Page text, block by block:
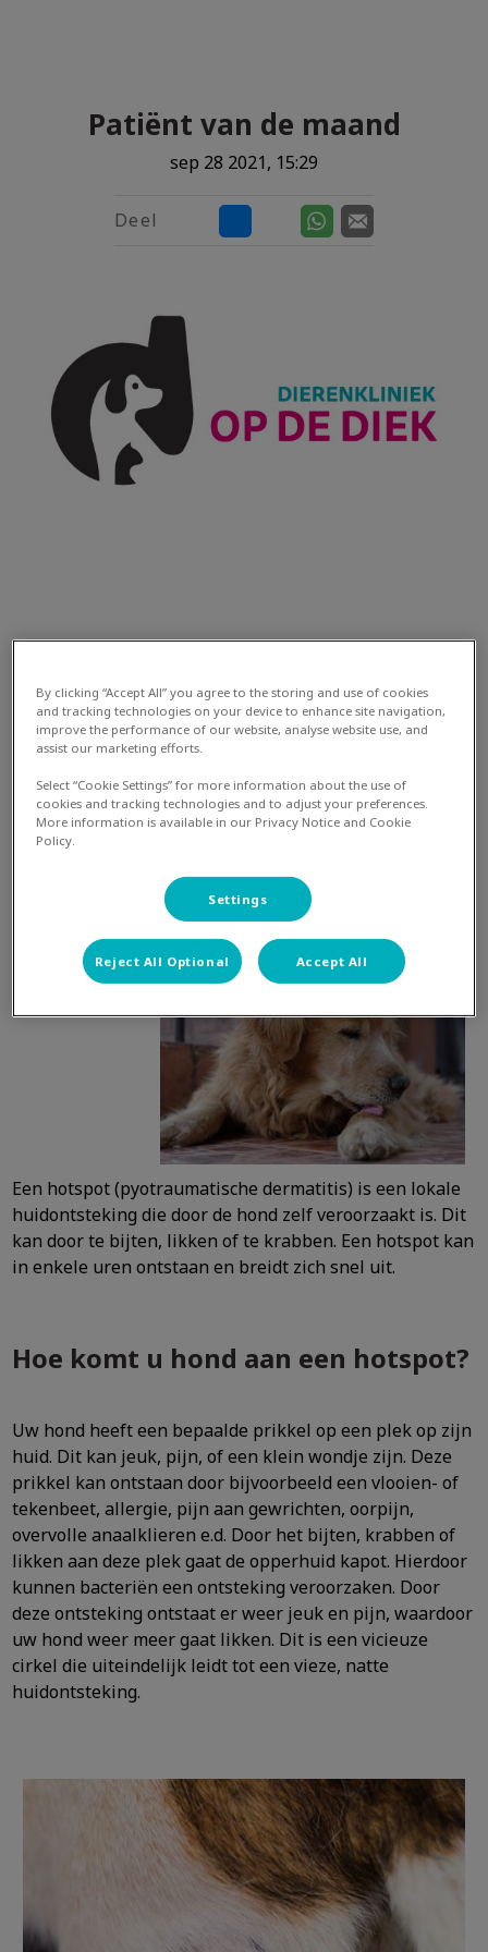
Patiënt van de maand
sep 28 2021, 15:29
Deel
De afgelopen maand hebben wij tientallen honden
behandeld aan een van de meest
niet genoeg waarschuwen voor deze enorm
vervelende aandoening.
Wat is een hotspot?
Een hotspot (pyotraumatische dermatitis) is een lokale
huidontsteking die door de hond zelf veroorzaakt is. Dit
kan door te bijten, likken of te krabben. Een hotspot kan
in enkele uren ontstaan en breidt zich snel uit.
Hoe komt u hond aan een hotspot?
Uw hond heeft een bepaalde prikkel op een plek op zijn
huid. Dit kan jeuk, pijn, of een klein wondje zijn. Deze
prikkel kan ontstaan door bijvoorbeeld een vlooien- of
tekenbeet, allergie, pijn aan gewrichten, oorpijn,
overvolle anaalklieren e.d. Door het bijten, krabben of
likken aan deze plek gaat de opperhuid kapot. Hierdoor
kunnen bacteriën een ontsteking veroorzaken. Door
deze ontsteking ontstaat er weer jeuk en pijn, waardoor
uw hond weer meer gaat likken. Dit is een vicieuze
cirkel die uiteindelijk leidt tot een vieze, natte
huidontsteking.
By clicking “Accept All” you agree to the storing and use of cookies
and tracking technologies on your device to enhance site navigation,
improve the performance of our website, analyse website use, and
assist our marketing efforts.
Select “Cookie Settings” for more information about the use of
cookies and tracking technologies and to adjust your preferences.
More information is available in our Privacy Notice and Cookie
Policy.
Settings
Reject All Optional Accept All